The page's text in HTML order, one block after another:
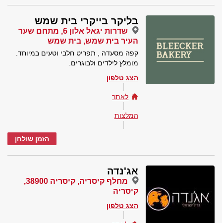
בליקר בייקרי בית שמש
שדרות יגאל אלון 6, מתחם שער
העיר בית שמש, בית שמש
קפה מסעדה , תפריט חלבי וטעים במיוחד.
מומלץ לילדים ולבוגרים.
הצג טלפון
לאתר
המלצות
הזמן שולחן
אג'נדה
מחלף קיסריה, קיסריה 38900,
קיסריה
הצג טלפון